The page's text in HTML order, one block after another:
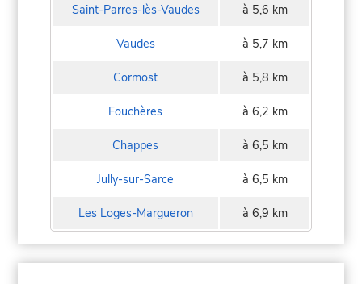
Saint-Parres-lès-Vaudes à 5,6 km
Vaudes à 5,7 km
Cormost à 5,8 km
Fouchères à 6,2 km
Chappes à 6,5 km
Jully-sur-Sarce à 6,5 km
Les Loges-Margueron à 6,9 km